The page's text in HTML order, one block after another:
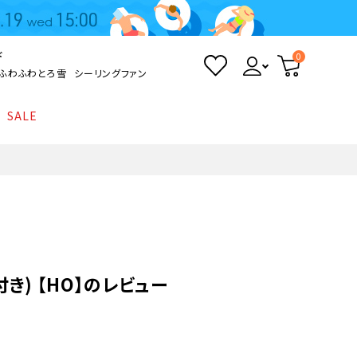
わふわとろ雪 シーリングファン
0
機器
SALE
【HO】のレビュー